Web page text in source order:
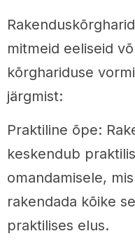
mitmeid eeliseid
kõrghariduse
järgmist:
Praktiline õpe:
keskendub
omandamisele,
rakendada kõike
praktilises elus.